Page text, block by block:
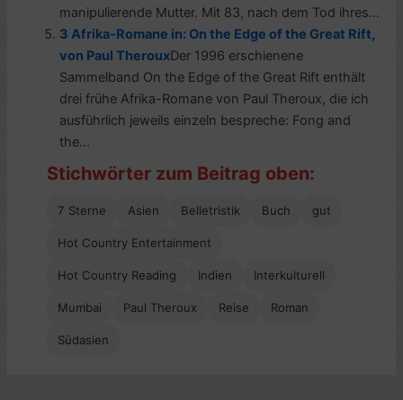
manipulierende Mutter. Mit 83, nach dem Tod ihres...
3 Afrika-Romane in: On the Edge of the Great Rift,
von Paul TherouxDer 1996 erschienene
Sammelband On the Edge of the Great Rift enthält
drei frühe Afrika-Romane von Paul Theroux, die ich
ausführlich jeweils einzeln bespreche: Fong and
the...
Stichwörter zum Beitrag oben:
7 Sterne Asien Belletristik Buch gut
Hot Country Entertainment
Hot Country Reading Indien Interkulturell
Mumbai Paul Theroux Reise Roman
Südasien